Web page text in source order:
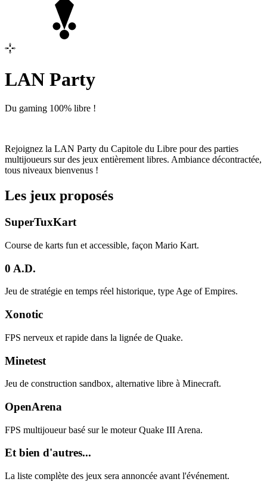
LAN Party
Du gaming 100% libre !
Rejoignez la LAN Party du Capitole du Libre pour des parties
multijoueurs sur des jeux entièrement libres. Ambiance décontractée,
tous niveaux bienvenus !
Les jeux proposés
SuperTuxKart
Course de karts fun et accessible, façon Mario Kart.
0 A.D.
Jeu de stratégie en temps réel historique, type Age of Empires.
Xonotic
FPS nerveux et rapide dans la lignée de Quake.
Minetest
Jeu de construction sandbox, alternative libre à Minecraft.
OpenArena
FPS multijoueur basé sur le moteur Quake III Arena.
Et bien d'autres...
La liste complète des jeux sera annoncée avant l'événement.